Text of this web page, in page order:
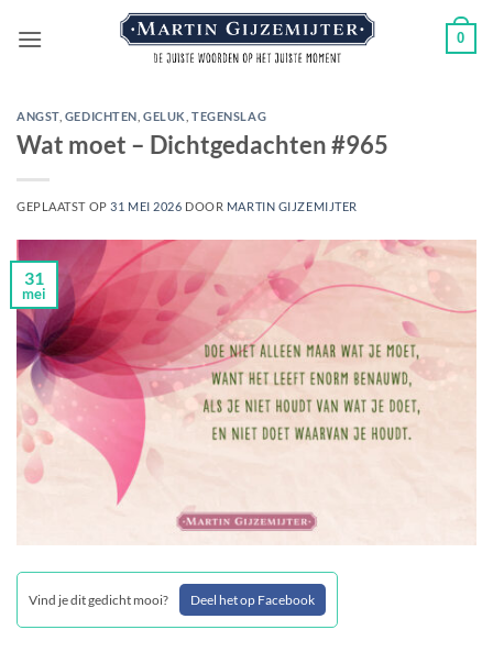
naar
0
ANGST, GEDICHTEN ,GELUK ,TEGENSLAG
Wat moet – Dichtgedachten #965
GEPLAATST OP 31 MEI 2026 DOOR MARTIN GIJZEMIJTER
31
mei
Vind je dit gedicht mooi? Deel het op Facebook